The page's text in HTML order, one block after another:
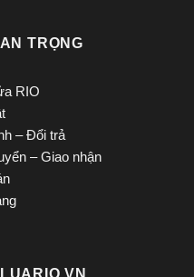
TRỌNG
RIO
– Đổi trả
– Giao nhận